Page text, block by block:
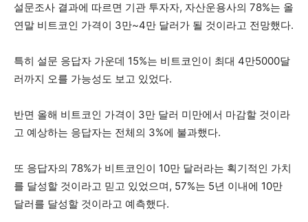
설문조사 결과에 따르면 기관 투자자, 자산운용사의 78%는 올
연말 비트코인 가격이 3만~4만 달러가 될 것이라고 전망했다.
특히 설문 응답자 가운데 15%는 비트코인이 최대 4만5000달
러까지 오를 가능성도 보고 있었다.
반면 올해 비트코인 가격이 3만 달러 미만에서 마감할 것이라
고 예상하는 응답자는 전체의 3%에 불과했다.
또 응답자의 78%가 비트코인이 10만 달러라는 획기적인 가치
를 달성할 것이라고 믿고 있었으며, 57%는 5년 이내에 10만
달러를 달성할 것이라고 예측했다.